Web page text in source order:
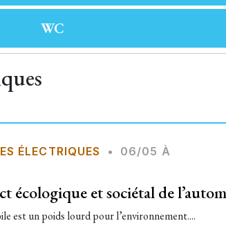
WC
ÉLECTRIQUES •
06/05 À
écologique et sociétal de
est un poids lourd pour l’environnement....